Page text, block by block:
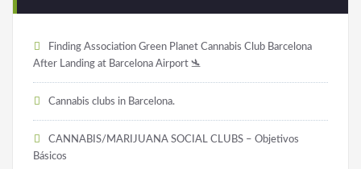
Finding Association Green Planet Cannabis Club Barcelona
After Landing at Barcelona Airport 🛬
Cannabis clubs in Barcelona.
CANNABIS/MARIJUANA SOCIAL CLUBS – Objetivos
Básicos